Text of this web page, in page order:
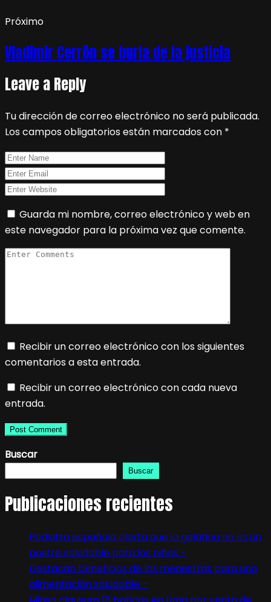
Próximo
Vladimir Cerrón se burla de la justicia
Leave a Reply
Tu dirección de correo electrónico no será publicada.
Los campos obligatorios están marcados con *
Guarda mi nombre, correo electrónico y web en
este navegador para la próxima vez que comente.
Recibir un correo electrónico con los siguientes
comentarios a esta entrada.
Recibir un correo electrónico con cada nueva
entrada.
Buscar
Buscar
Publicaciones recientes
Pediatra española alerta que la gelatina no es un
postre saludable para los niños –
Destacan beneficios de las menestras para una
alimentación saludable –